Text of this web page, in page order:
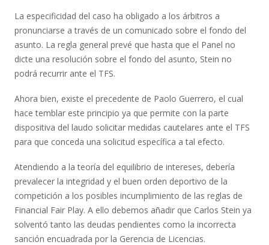
La especificidad del caso ha obligado a los árbitros a
pronunciarse a través de un comunicado sobre el fondo del
asunto. La regla general prevé que hasta que el Panel no
dicte una resolución sobre el fondo del asunto, Stein no
podrá recurrir ante el TFS.
Ahora bien, existe el precedente de Paolo Guerrero, el cual
hace temblar este principio ya que permite con la parte
dispositiva del laudo solicitar medidas cautelares ante el TFS
para que conceda una solicitud específica a tal efecto.
Atendiendo a la teoría del equilibrio de intereses, debería
prevalecer la integridad y el buen orden deportivo de la
competición a los posibles incumplimiento de las reglas de
Financial Fair Play. A ello debemos añadir que Carlos Stein ya
solventó tanto las deudas pendientes como la incorrecta
sanción encuadrada por la Gerencia de Licencias.